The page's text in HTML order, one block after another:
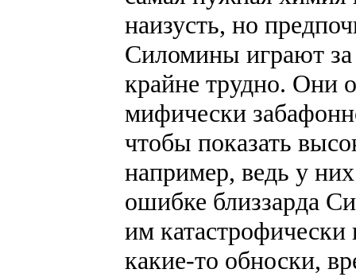
наизусть, но
Силомины играют за
крайне трудно. Они
мифически
чтобы показать
например, ведь у
ошибке близзарда
им
какие-то обноски,